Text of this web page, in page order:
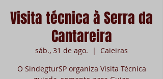
Visita técnica à Serra da
Cantareira
sáb., 31 de ago.
  |
Caieiras
O SindegturSP organiza Visita Técnica